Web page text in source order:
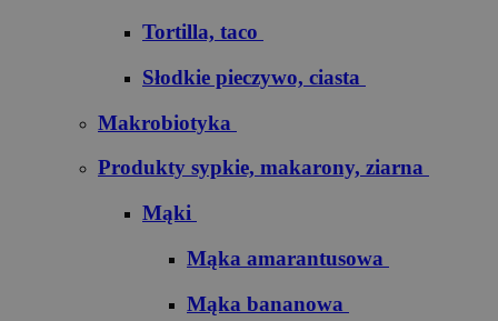
Tortilla, taco
Słodkie pieczywo, ciasta
Makrobiotyka
Produkty sypkie, makarony, ziarna
Mąki
Mąka amarantusowa
Mąka bananowa